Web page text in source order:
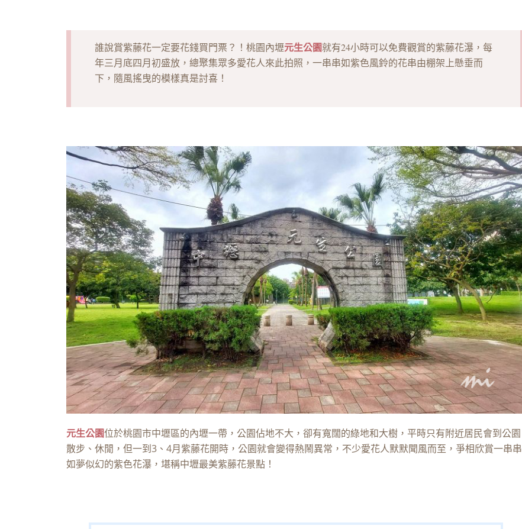
誰說賞紫藤花一定要花錢買門票？！桃園內壢元生公園就有24小時可以免費觀賞的紫藤花瀑，每
年三月底四月初盛放，總聚集眾多愛花人來此拍照，一串串如紫色風鈴的花串由棚架上懸垂而
下，隨風搖曳的模樣真是討喜！
元生公園位於桃園市中壢區的內壢一帶，公園佔地不大，卻有寬闊的綠地和大樹，平時只有附近居民會到公園
散步、休閒，但一到3、4月紫藤花開時，公園就會變得熱鬧異常，不少愛花人默默聞風而至，爭相欣賞一串串
如夢似幻的紫色花瀑，堪稱中壢最美紫藤花景點！